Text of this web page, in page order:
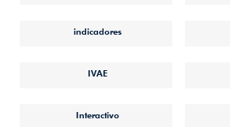
indicadores
IVAE
Interactivo